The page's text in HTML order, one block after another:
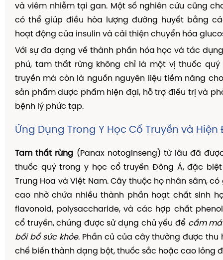
và viêm nhiễm tại gan. Một số nghiên cứu cũng
có thể giúp điều hòa lượng đường huyết bằng
hoạt động của insulin và cải thiện chuyển hóa
Với sự đa dạng về thành phần hóa học và tác
phú, tam thất rừng không chỉ là một vị thuốc
truyền mà còn là nguồn nguyên liệu tiềm năng
sản phẩm dược phẩm hiện đại, hỗ trợ điều trị và
bệnh lý phức tạp.
Ứng Dụng Trong Y Học Cổ Truyền và Hiện
Tam thất rừng (Panax notoginseng) từ lâu đã
thuốc quý trong y học cổ truyền Đông Á, đặc
Trung Hoa và Việt Nam. Cây thuộc họ nhân sâm,
cao nhờ chứa nhiều thành phần hoạt chất sinh
flavonoid, polysaccharide, và các hợp chất
cổ truyền, chúng được sử dụng chủ yếu để cầm
bồi bổ sức khỏe. Phần củ của cây thường được thu
chế biến thành dạng bột, thuốc sắc hoặc cao lỏng